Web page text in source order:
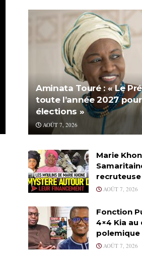
Aminata Touré : « Le
toute l’année 2027
élections »
AOÛT 7, 2026
Marie
recruteuse
AOÛT 7, 2026
Fonction
4×4 Kia au
polemique
AOÛT 7, 2026